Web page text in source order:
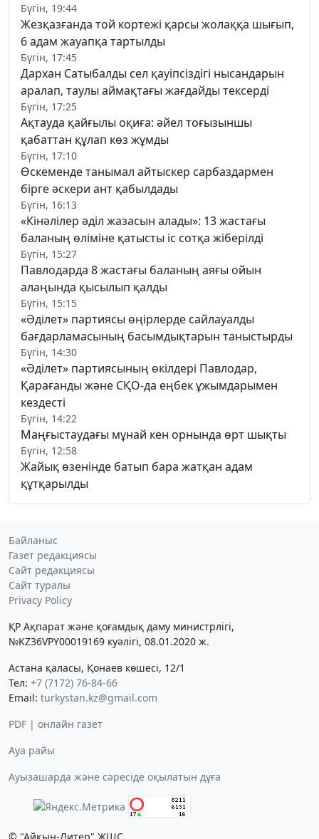
Бүгін, 19:44
Жезқазғанда той кортежі қарсы жолаққа шығып,
6 адам жауапқа тартылды
Бүгін, 17:45
Дархан Сатыбалды сел қауіпсіздігі нысандарын
аралап, таулы аймақтағы жағдайды тексерді
Бүгін, 17:25
Ақтауда қайғылы оқиға: әйел тоғызыншы
қабаттан құлап көз жұмды
Бүгін, 17:10
Өскеменде танымал айтыскер сарбаздармен
бірге әскери ант қабылдады
Бүгін, 16:13
«Кінәлілер әділ жазасын алады»: 13 жастағы
баланың өліміне қатысты іс сотқа жіберілді
Бүгін, 15:27
Павлодарда 8 жастағы баланың аяғы ойын
алаңында қысылып қалды
Бүгін, 15:15
«Әділет» партиясы өңірлерде сайлауалды
бағдарламасының басымдықтарын таныстырды
Бүгін, 14:30
«Әділет» партиясының өкілдері Павлодар,
Қарағанды және СҚО-да еңбек ұжымдарымен
кездесті
Бүгін, 14:22
Маңғыстаудағы мұнай кен орнында өрт шықты
Бүгін, 12:58
Жайық өзенінде батып бара жатқан адам
құтқарылды
Байланыс
Газет редакциясы
Сайт редакциясы
Сайт туралы
Privacy Policy
ҚР Ақпарат және қоғамдық даму министрлігі,
№KZ36VPY00019169 куәлігі, 08.01.2020 ж.
Астана қаласы, Қонаев көшесі, 12/1
Тел: +7 (7172) 76-84-66
Email: turkystan.kz@gmail.com
PDF | онлайн газет
Ауа райы
Ауызашарда және сәресіде оқылатын дұға
© "Айқын-Литер" ЖШС